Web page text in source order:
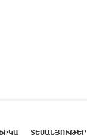
ՏԵՍԱՆՅՈՒԹԵՐ